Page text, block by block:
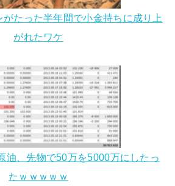
がたった半年間で小金持ちに成り上
がれたワケ
油、先物で50万を5000万にしたっ
たｗｗｗｗｗ